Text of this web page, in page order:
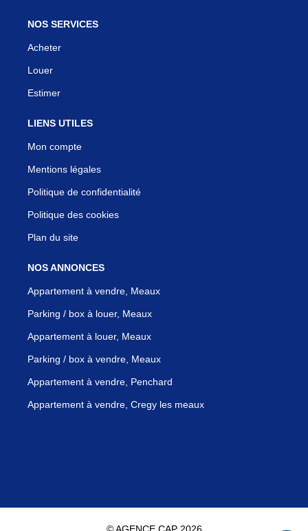
NOS SERVICES
Acheter
Louer
Estimer
LIENS UTILES
Mon compte
Mentions légales
Politique de confidentialité
Politique des cookies
Plan du site
NOS ANNONCES
Appartement à vendre, Meaux
Parking / box à louer, Meaux
Appartement à louer, Meaux
Parking / box à vendre, Meaux
Appartement à vendre, Penchard
Appartement à vendre, Cregy les meaux